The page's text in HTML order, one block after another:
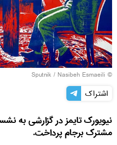
© Sputnik / Nasibeh Esmaeili
اشتراک
نیویورک تایمز در گزارشی به
مشترک برجام پرداخت.